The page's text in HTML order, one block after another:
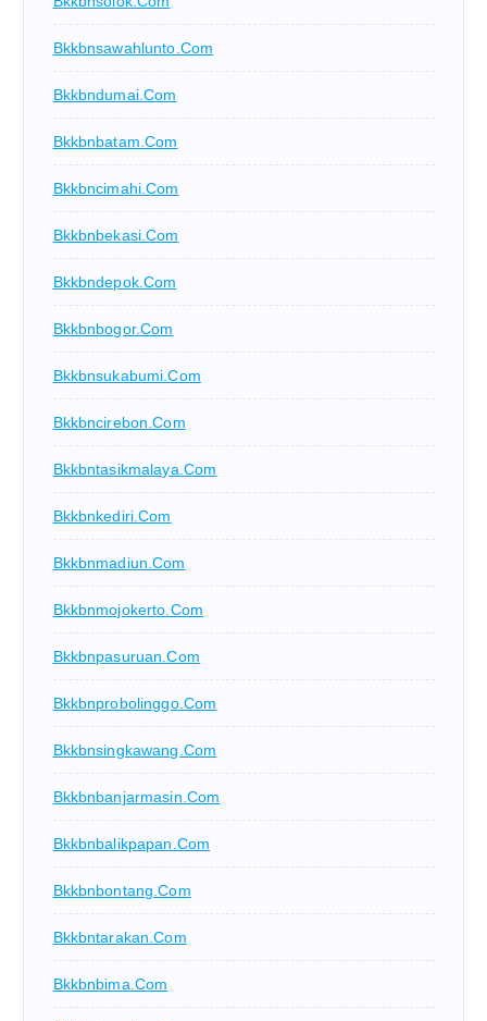
Bkkbnsawahlunto.com
Bkkbndumai.com
Bkkbnbatam.com
Bkkbncimahi.com
Bkkbnbekasi.com
Bkkbndepok.com
Bkkbnbogor.com
Bkkbnsukabumi.com
Bkkbncirebon.com
Bkkbntasikmalaya.com
Bkkbnkediri.com
Bkkbnmadiun.com
Bkkbnmojokerto.com
Bkkbnpasuruan.com
Bkkbnprobolinggo.com
Bkkbnsingkawang.com
Bkkbnbanjarmasin.com
Bkkbnbalikpapan.com
Bkkbnbontang.com
Bkkbntarakan.com
Bkkbnbima.com